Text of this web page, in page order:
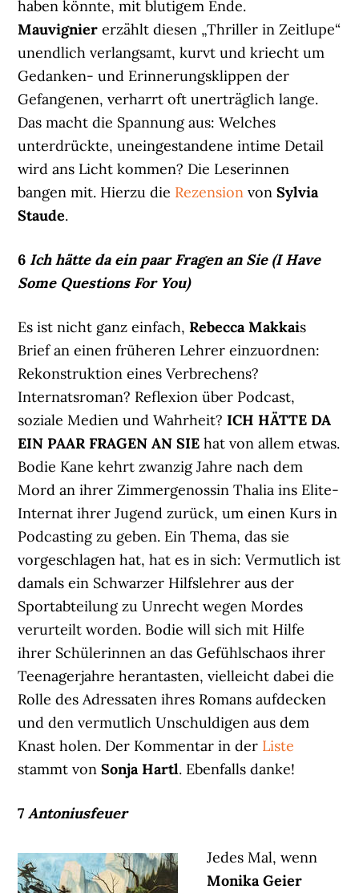
haben könnte, mit blutigem Ende.
Mauvignier erzählt diesen „Thriller in Zeitlupe“
unendlich verlangsamt, kurvt und kriecht um
Gedanken- und Erinnerungsklippen der
Gefangenen, verharrt oft unerträglich lange.
Das macht die Spannung aus: Welches
unterdrückte, uneingestandene intime Detail
wird ans Licht kommen? Die Leserinnen
bangen mit. Hierzu die RezensionvonSylvia
Staude.
6 Ich hätte da ein paar Fragen an Sie (I Have
Some Questions For You)
Es ist nicht ganz einfach,Rebecca Makkais
Brief an einen früheren Lehrer einzuordnen:
Rekonstruktion eines Verbrechens?
Internatsroman? Reflexion über Podcast,
soziale Medien und Wahrheit?ICH HÄTTE DA
EIN PAAR FRAGEN AN SIE hat von allem etwas.
Bodie Kane kehrt zwanzig Jahre nach dem
Mord an ihrer Zimmergenossin Thalia ins Elite-
Internat ihrer Jugend zurück, um einen Kurs in
Podcasting zu geben. Ein Thema, das sie
vorgeschlagen hat, hat es in sich: Vermutlich ist
damals ein Schwarzer Hilfslehrer aus der
Sportabteilung zu Unrecht wegen Mordes
verurteilt worden. Bodie will sich mit Hilfe
ihrer Schülerinnen an das Gefühlschaos ihrer
Teenagerjahre herantasten, vielleicht dabei die
Rolle des Adressaten ihres Romans aufdecken
und den vermutlich Unschuldigen aus dem
Knast holen. Der Kommentar in der Liste
stammt vonSonja Hartl. Ebenfalls danke!
7 Antoniusfeuer
Jedes Mal, wenn
Monika Geier